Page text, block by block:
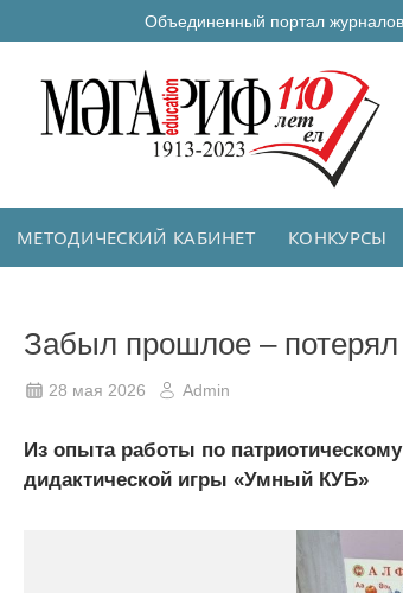
Объединенный портал
МЕТОДИЧЕСКИЙ КАБИНЕТ КОНКУРСЫ
Забыл прошлое –
28 мая 2026 Admin
Из опыта работы по
дидактической игры «Умный КУБ»